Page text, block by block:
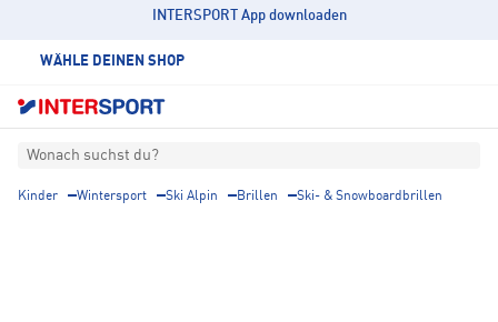
INTERSPORT App downloaden
WÄHLE DEINEN SHOP
Wonach suchst du?
Kinder Wintersport Ski Alpin Brillen Ski- & Snowboardbrillen